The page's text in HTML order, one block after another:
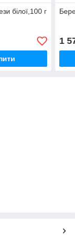
білої,100 г
1